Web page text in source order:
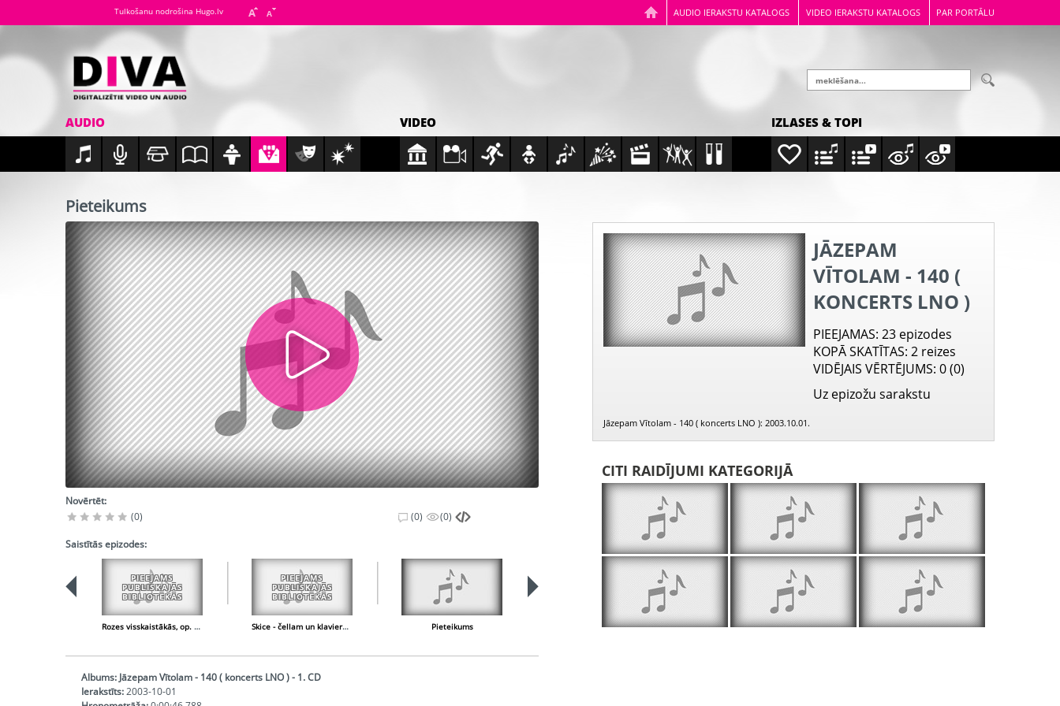
AUDIO IERAKSTU KATALOGS VIDEO IERAKSTU KATALOGS PAR PORTĀLU
Tulkošanu nodrošina Hugo.lv
AUDIO VIDEO IZLASES & TOPI
Pieteikums
Novērtēt:
(0)
(0) (0)
Saistītās epizodes:
PIEEJAMS
PUBLISKAJĀS
BIBLIOTĒKĀS
Rozes visskaistākās, op. 56 Nr. 1
PIEEJAMS
PUBLISKAJĀS
BIBLIOTĒKĀS
Skice - čellam un klavierēm Pieteikums
PIEEJAMS
PUBLISKAJĀS
BIBLIOTĒKĀS
Man prātā stāv vēl klusā nakts, op. 31 Nr. 7
PIEEJAMS
PUBLISKAJĀS
BIBLIOTĒKĀS
Pie tava augstā, baltā loga, op. 34 Nr. 5
PIEEJAMS
PUBLISKAJĀS
BIBLIOTĒKĀS
Vējš, op. 61 Nr. 3
Albums: Jāzepam Vītolam - 140 ( koncerts LNO ) - 1. CD
Ierakstīts:2003-10-01
JĀZEPAM
VĪTOLAM - 140 (
KONCERTS LNO )
PIEEJAMAS: 23 epizodes
KOPĀ SKATĪTAS: 2 reizes
VIDĒJAIS VĒRTĒJUMS: 0 (0)
Uz epizožu sarakstu
Jāzepam Vītolam - 140 ( koncerts LNO ): 2003.10.01.
CITI RAIDĪJUMI KATEGORIJĀ